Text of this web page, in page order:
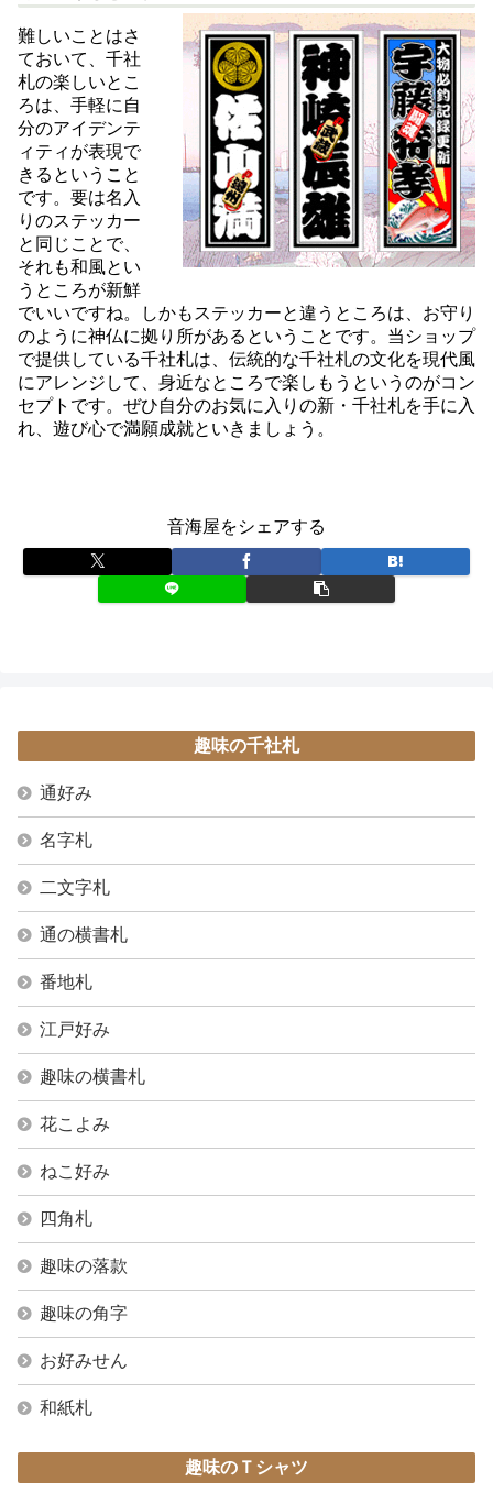
難しいことはさ
ておいて、千社
札の楽しいとこ
ろは、手軽に自
分のアイデンテ
ィティが表現で
きるということ
です。要は名入
りのステッカー
と同じことで、
それも和風とい
うところが新鮮
でいいですね。しかもステッカーと違うところは、お守り
のように神仏に拠り所があるということです。当ショップ
で提供している千社札は、伝統的な千社札の文化を現代風
にアレンジして、身近なところで楽しもうというのがコン
セプトです。ぜひ自分のお気に入りの新・千社札を手に入
れ、遊び心で満願成就といきましょう。
音海屋をシェアする
趣味の千社札
通好み
名字札
二文字札
通の横書札
番地札
江戸好み
趣味の横書札
花こよみ
ねこ好み
四角札
趣味の落款
趣味の角字
お好みせん
和紙札
趣味のＴシャツ